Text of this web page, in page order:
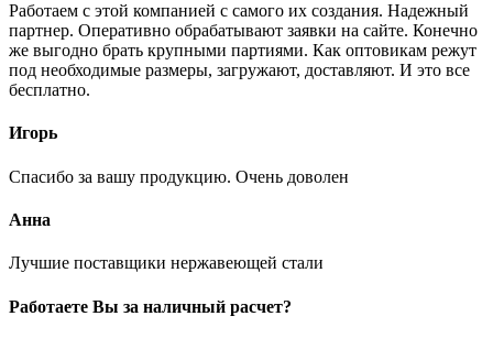
Работаем с этой компанией с самого их создания. Надежный
партнер. Оперативно обрабатывают заявки на сайте. Конечно
же выгодно брать крупными партиями. Как оптовикам режут
под необходимые размеры, загружают, доставляют. И это все
бесплатно.
Игорь
Спасибо за вашу продукцию. Очень доволен
Анна
Лучшие поставщики нержавеющей стали
Работаете Вы за наличный расчет?